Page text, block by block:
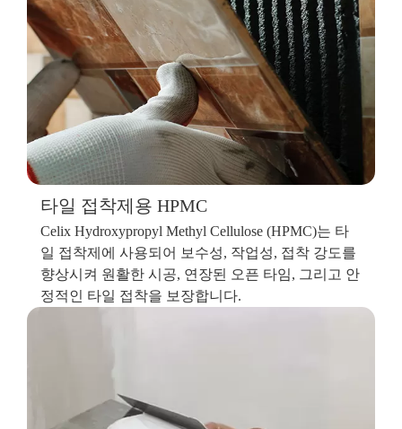
타일 접착제용 HPMC
Celix Hydroxypropyl Methyl Cellulose (HPMC)는 타
일 접착제에 사용되어 보수성, 작업성, 접착 강도를
향상시켜 원활한 시공, 연장된 오픈 타임, 그리고 안
정적인 타일 접착을 보장합니다.